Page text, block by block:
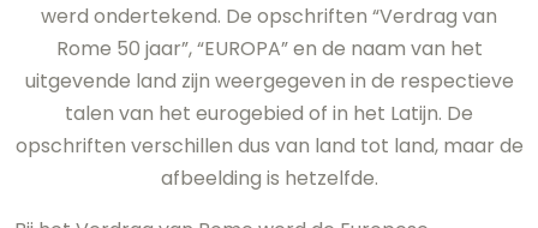
werd ondertekend. De opschriften “Verdrag van
Rome 50 jaar”, “EUROPA” en de naam van het
uitgevende land zijn weergegeven in de respectieve
talen van het eurogebied of in het Latijn. De
opschriften verschillen dus van land tot land, maar de
afbeelding is hetzelfde.